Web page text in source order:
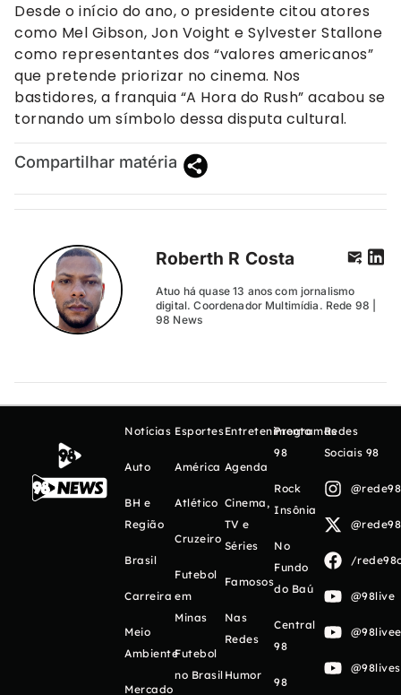
Desde o início do ano, o presidente citou atores
como Mel Gibson, Jon Voight e Sylvester Stallone
como representantes dos “valores americanos”
que pretende priorizar no cinema. Nos
bastidores, a franquia “A Hora do Rush” acabou se
tornando um símbolo dessa disputa cultural.
Compartilhar matéria
Roberth R Costa
Atuo há quase 13 anos com jornalismo
digital. Coordenador Multimídia. Rede 98 |
98 News
Notícias
Auto
BH e
Região
Brasil
Carreira
Meio
Ambiente
Mercado
Esportes
América
Atlético
Cruzeiro
Futebol
em
Minas
Futebol
no Brasil
Entretenimento
Agenda
Cinema,
TV e
Séries
Famosos
Nas
Redes
Humor
Programas
98
Rock
Insônia
No
Fundo
do Baú
Central
98
98
Redes
Sociais 98
/
@98live